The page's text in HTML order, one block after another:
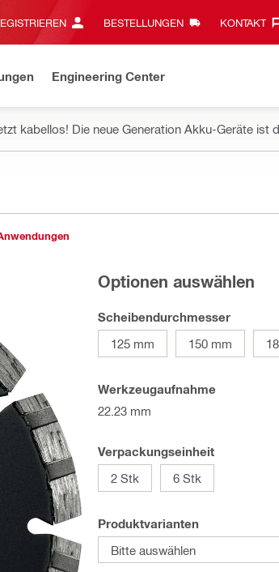
BESTELLUNGEN KONTAKT‎
Engineering Center
kabellos! Die neue Generation Akku-Geräte ist
Optionen auswählen
Scheibendurchmesser
125 mm
150 mm
Werkzeugaufnahme
22.23 mm
Verpackungseinheit
2 Stk
6 Stk
Produktvarianten
Bitte auswählen